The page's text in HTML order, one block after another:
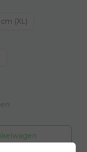
(XL)